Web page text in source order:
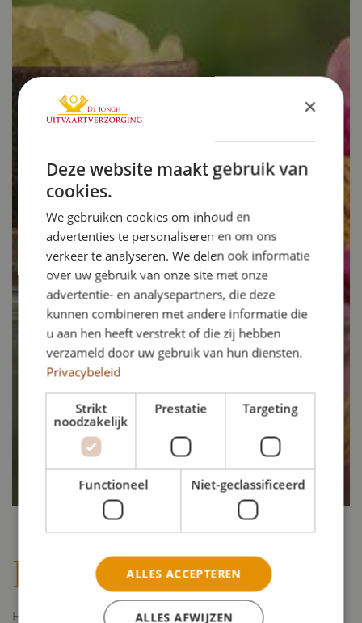
Bedrijfsgegevens
Hoofdkantoor
×
Deze website maakt gebruik van
cookies.
We gebruiken cookies om inhoud en
advertenties te personaliseren en om ons
verkeer te analyseren. We delen ook informatie
over uw gebruik van onze site met onze
advertentie- en analysepartners, die deze
kunnen combineren met andere informatie die
u aan hen heeft verstrekt of die zij hebben
verzameld door uw gebruik van hun diensten.
Privacybeleid
Strikt
noodzakelijk
Prestatie Targeting
Functioneel Niet-geclassificeerd
ALLES ACCEPTEREN
ALLES AFWIJZEN